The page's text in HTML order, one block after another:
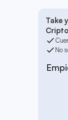
Take
No